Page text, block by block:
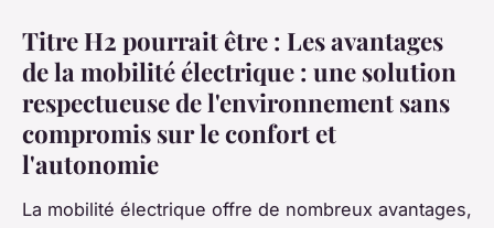
Titre H2 pourrait être : Les avantages
de la mobilité électrique : une solution
respectueuse de l'environnement sans
compromis sur le confort et
l'autonomie
La mobilité électrique offre de nombreux avantages,